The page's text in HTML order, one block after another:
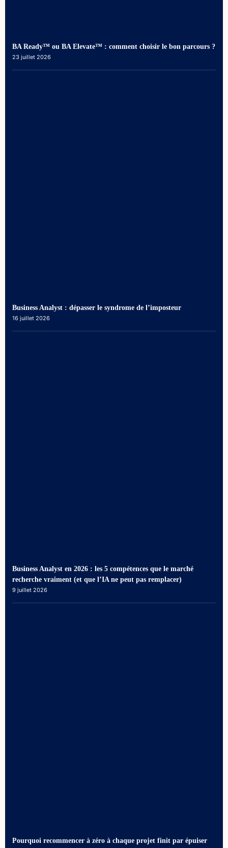
BA Ready™ ou BA Elevate™ : comment choisir le bon parcours ?
23 juillet 2026
Business Analyst : dépasser le syndrome de l’imposteur
16 juillet 2026
Business Analyst en 2026 : les 5 compétences que le marché
recherche vraiment (et que l’IA ne peut pas remplacer)
9 juillet 2026
Pourquoi recommencer à zéro à chaque projet finit par épuiser